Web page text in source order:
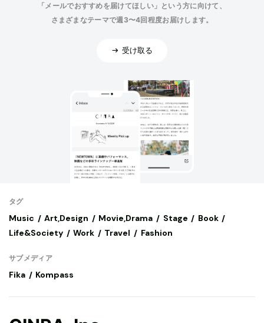
「メールでおすすめを届けてほしい」という方に向けて、
さまざまなテーマで週3〜4回程度お届けします。
受け取る
タグ
Music Art,Design Movie,Drama Stage
Book
Life&Society
Work Travel Fashion
サブメディア
Fika Kompass